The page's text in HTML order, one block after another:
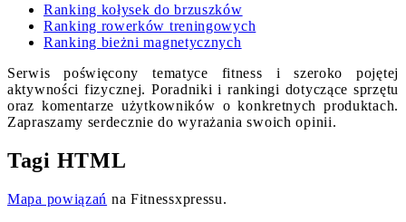
Ranking kołysek do brzuszków
Ranking rowerków treningowych
Ranking bieżni magnetycznych
Serwis poświęcony tematyce fitness i szeroko pojętej
aktywności fizycznej. Poradniki i rankingi dotyczące sprzętu
oraz komentarze użytkowników o konkretnych produktach.
Zapraszamy serdecznie do wyrażania swoich opinii.
Tagi HTML
Mapa powiązań na Fitnessxpressu.